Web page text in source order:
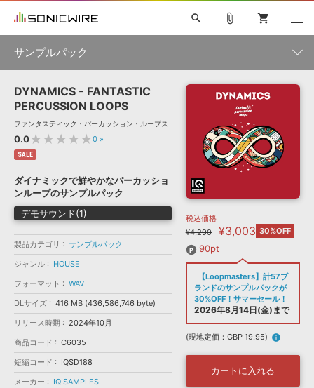
ソフト音源 »
プラグイン・エフェクト »
サンプルパック »
ソフトウェア／ツール »
DAW »
効果音 »
BGM »
キャンペーン »
特集 »
ニュースレター »
SONICWIREブログ »
製品サポート情報 »
DTMガイド »
FAQ »
お問い合わせ »
音楽カード
楽曲配信流通 サービス
無償のサウンド管理ソフト
次世代型 ボーカル・エディタ
search
初音ミク NT 鏡音リン・レン V4X 巡音ルカ V4X
MEIKO V3
KAITO V3
VOCALOID
SPITFIRE AUDIO
VIENNA
EZ DRUMMER 3 SERUM
ライセンスフリーBGM
ボーカル抜き出し
DUBSTEP
MUTANT
ROUTER.FM
SONOCA
ソフト音源 プラグイン・エフェクト
ソフトウェア／ツール 効果音
attach_file shopping_cart
サンプルパック
製品一覧
ジャンル
フォーマット
ランキング
DYNAMICS - FANTASTIC
PERCUSSION LOOPS
ファンタスティック・パーカッション・ループス
0.0★★★★★0 »
SALE
ダイナミックで鮮やかなパーカッショ
ンループのサンプルパック
デモサウンド(1)
製品カテゴリ
サンプルパック
ジャンル
HOUSE
フォーマット
WAV
DLサイズ
416 MB (436,586,746 byte)
リリース時期
2024年10月
商品コード
C6035
短縮コード
IQSD188
メーカー
IQ SAMPLES
税込価格
¥4,290
¥3,003 30%OFF
90pt
【Loopmasters】計57ブ
ランドのサンプルパックが
30%OFF！サマーセール！
2026年8月14日(金)まで
(現地定価：GBP 19.95) info
カートに入れる